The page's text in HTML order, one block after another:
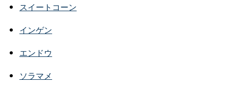
スイートコーン
インゲン
エンドウ
ソラマメ